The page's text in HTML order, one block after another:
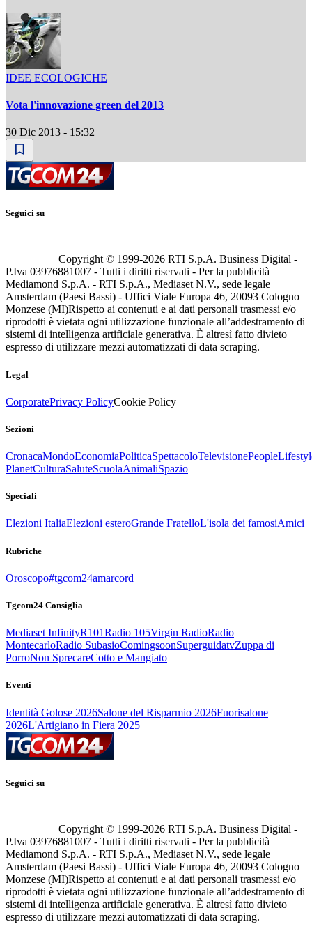
IDEE ECOLOGICHE
Vota l'innovazione green del 2013
30 Dic 2013 - 15:32
Seguici su
Copyright © 1999-2026 RTI S.p.A. Business Digital -
P.Iva 03976881007 - Tutti i diritti riservati - Per la pubblicità
Mediamond S.p.A. - RTI S.p.A., Mediaset N.V., sede legale
Amsterdam (Paesi Bassi) - Uffici Viale Europa 46, 20093 Cologno
Monzese (MI)Rispetto ai contenuti e ai dati personali trasmessi e/o
riprodotti è vietata ogni utilizzazione funzionale all’addestramento di
sistemi di intelligenza artificiale generativa. È altresì fatto divieto
espresso di utilizzare mezzi automatizzati di data scraping.
Legal
CorporatePrivacy PolicyCookie Policy
Sezioni
CronacaMondoEconomiaPoliticaSpettacoloTelevisionePeople
PlanetCulturaSaluteScuolaAnimaliSpazio
Speciali
Elezioni ItaliaElezioni esteroGrande FratelloL'isola dei famosiAmici
Rubriche
Oroscopo#tgcom24amarcord
Tgcom24 Consiglia
Mediaset InfinityR101Radio 105Virgin RadioRadio
MontecarloRadio SubasioComingsoonSuperguidatvZuppa di
PorroNon SprecareCotto e Mangiato
Eventi
Identità Golose 2026Salone del Risparmio 2026Fuorisalone
2026L'Artigiano in Fiera 2025
Seguici su
Copyright © 1999-2026 RTI S.p.A. Business Digital -
P.Iva 03976881007 - Tutti i diritti riservati - Per la pubblicità
Mediamond S.p.A. - RTI S.p.A., Mediaset N.V., sede legale
Amsterdam (Paesi Bassi) - Uffici Viale Europa 46, 20093 Cologno
Monzese (MI)Rispetto ai contenuti e ai dati personali trasmessi e/o
riprodotti è vietata ogni utilizzazione funzionale all’addestramento di
sistemi di intelligenza artificiale generativa. È altresì fatto divieto
espresso di utilizzare mezzi automatizzati di data scraping.